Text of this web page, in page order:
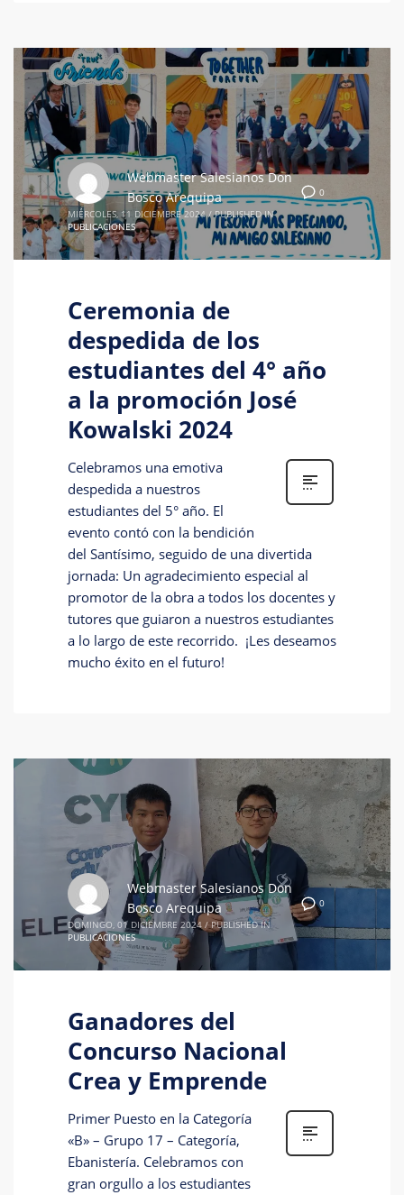
0
Webmaster Salesianos Don
Bosco Arequipa
MIÉRCOLES, 11 DICIEMBRE 2024 / PUBLISHED IN
PUBLICACIONES
Ceremonia de
despedida de los
estudiantes del 4° año
a la promoción José
Kowalski 2024
Celebramos una emotiva
despedida a nuestros
estudiantes del 5° año. El
evento contó con la bendición
del Santísimo, seguido de una divertida
jornada: Un agradecimiento especial al
promotor de la obra a todos los docentes y
tutores que guiaron a nuestros estudiantes
a lo largo de este recorrido. ¡Les deseamos
mucho éxito en el futuro!
0
Webmaster Salesianos Don
Bosco Arequipa
DOMINGO, 01 DICIEMBRE 2024 / PUBLISHED IN
PUBLICACIONES
Ganadores del
Concurso Nacional
Crea y Emprende
Primer Puesto en la Categoría
«B» – Grupo 17 – Categoría,
Ebanistería. Celebramos con
gran orgullo a los estudiantes